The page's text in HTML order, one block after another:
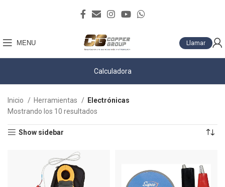
MENU Llamar
Calculadora
Inicio Herramientas
Electrónicas
Mostrando los 10 resultados
Show sidebar